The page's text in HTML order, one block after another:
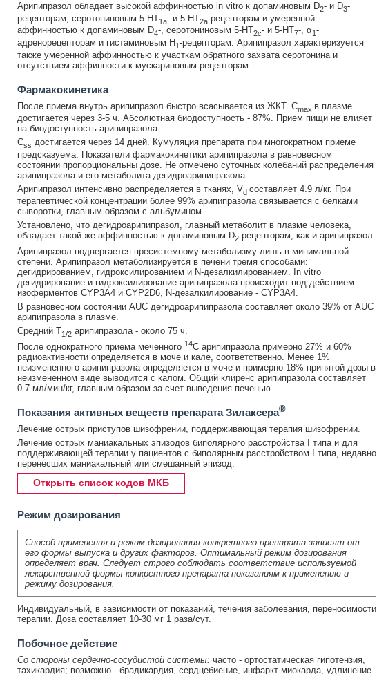
Арипипразол обладает высокой аффинностью in vitro к допаминовым D2- и D3-
рецепторам, серотониновым 5-HT1a- и 5-HT2a-рецепторам и умеренной
аффинностью к допаминовым D4-, серотониновым 5-HT2c- и 5-HT7-, α1-
адренорецепторам и гистаминовым H1-рецепторам. Арипипразол характеризуется
также умеренной аффинностью к участкам обратного захвата серотонина и
отсутствием аффинности к мускариновым рецепторам.
Фармакокинетика
После приема внутрь арипипразол быстро всасывается из ЖКТ. Cmax в плазме
достигается через 3-5 ч. Абсолютная биодоступность - 87%. Прием пищи не влияет
на биодоступность арипипразола.
Css достигается через 14 дней. Кумуляция препарата при многократном приеме
предсказуема. Показатели фармакокинетики арипипразола в равновесном
состоянии пропорциональны дозе. Не отмечено суточных колебаний распределения
арипипразола и его метаболита дегидроарипипразола.
Арипипразол интенсивно распределяется в тканях, Vd составляет 4.9 л/кг. При
терапевтической концентрации более 99% арипипразола связывается с белками
сыворотки, главным образом с альбумином.
Установлено, что дегидроарипипразол, главный метаболит в плазме человека,
обладает такой же аффинностью к допаминовым D2-рецепторам, как и арипипразол.
Арипипразол подвергается пресистемному метаболизму лишь в минимальной
степени. Арипипразол метаболизируется в печени тремя способами:
дегидрированием, гидроксилированием и N-дезалкилированием. In vitro
дегидрирование и гидроксилирование арипипразола происходит под действием
изоферментов CYP3A4 и CYP2D6, N-дезалкилирование - CYP3A4.
В равновесном состоянии AUC дегидроарипипразола составляет около 39% от AUC
арипипразола в плазме.
Средний T1/2арипипразола - около 75 ч.
После однократного приема меченного 14C арипипразола примерно 27% и 60%
радиоактивности определяется в моче и кале, соответственно. Менее 1%
неизмененного арипипразола определяется в моче и примерно 18% принятой дозы в
неизмененном виде выводится с калом. Общий клиренс арипипразола составляет
0.7 мл/мин/кг, главным образом за счет выведения печенью.
Показания активных веществ препарата Зилаксера®
Лечение острых приступов шизофрении, поддерживающая терапия шизофрении.
Лечение острых маниакальных эпизодов биполярного расстройства I типа и для
поддерживающей терапии у пациентов с биполярным расстройством I типа, недавно
перенесших маниакальный или смешанный эпизод.
Открыть список кодов МКБ
Режим дозирования
Способ применения и режим дозирования конкретного препарата зависят от
его формы выпуска и других факторов. Оптимальный режим дозирования
определяет врач. Следует строго соблюдать соответствие используемой
лекарственной формы конкретного препарата показаниям к применению и
режиму дозирования.
Индивидуальный, в зависимости от показаний, течения заболевания, переносимости
терапии. Доза составляет 10-30 мг 1 раза/сут.
Побочное действие
Со стороны сердечно-сосудистой системы: часто - ортостатическая гипотензия,
тахикардия; возможно - брадикардия, сердцебиение, инфаркт миокарда, удлинение